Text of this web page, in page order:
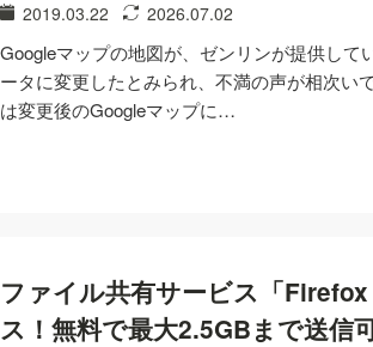
2019.03.22 2026.07.02
Googleマップの地図が、ゼンリンが提供して
ータに変更したとみられ、不満の声が相次い
は変更後のGoogleマップに…
ファイル共有サービス「
ス！無料で最大2.5GBまで送信